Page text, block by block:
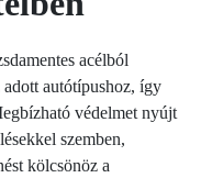
acélból
autótípushoz, így
védelmet nyújt
szemben,
kölcsönöz a